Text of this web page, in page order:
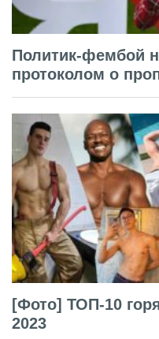
Политик-фембой
протоколом о
[Фото] ТОП-10
2023